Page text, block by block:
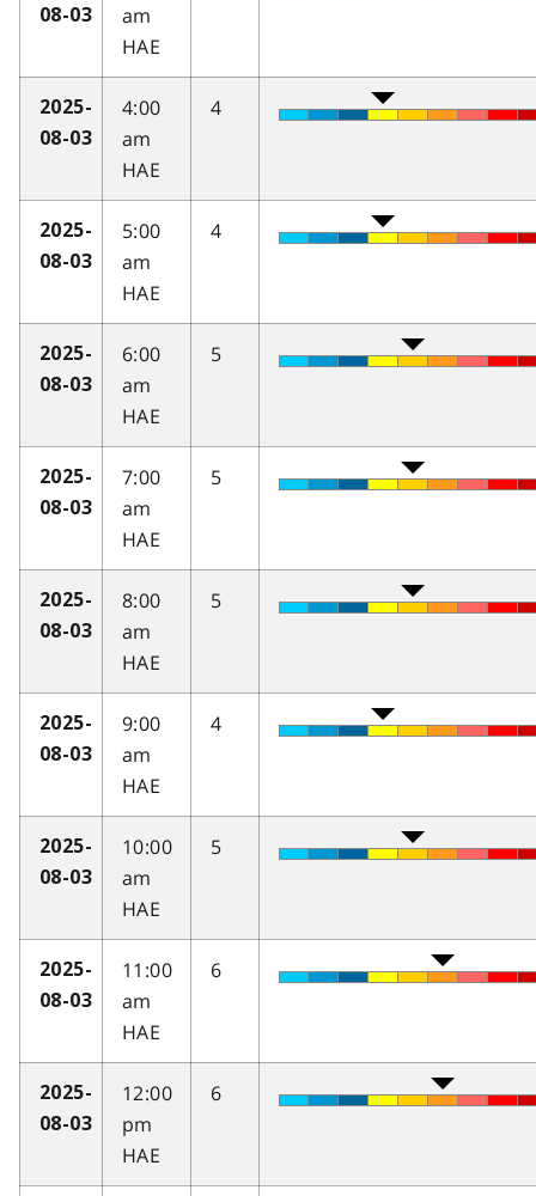
08-03
am
HAE
2025-
08-03
4:00
am
HAE
4
2025-
08-03
5:00
am
HAE
4
2025-
08-03
6:00
am
HAE
5
2025-
08-03
7:00
am
HAE
5
2025-
08-03
8:00
am
HAE
5
2025-
08-03
9:00
am
HAE
4
2025-
08-03
10:00
am
HAE
5
2025-
08-03
11:00
am
HAE
6
2025-
08-03
12:00
pm
HAE
6